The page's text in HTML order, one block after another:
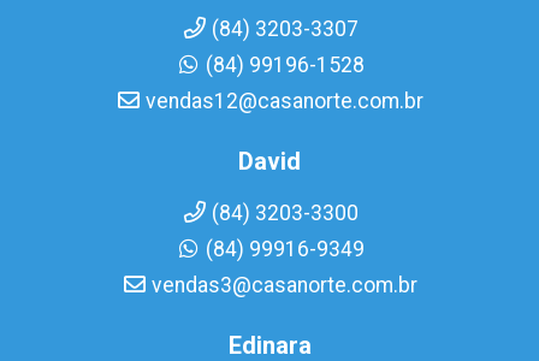
(84) 3203-3307
(84) 99196-1528
vendas12@casanorte.com.br
David
(84) 3203-3300
(84) 99916-9349
vendas3@casanorte.com.br
Edinara